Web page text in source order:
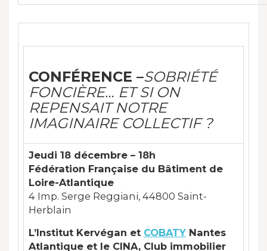
CONFÉRENCE –SOBRIÉTÉ
FONCIÈRE… ET SI ON
REPENSAIT NOTRE
IMAGINAIRE COLLECTIF ?
Jeudi 18 décembre – 18h
Fédération Française du Bâtiment de
Loire-Atlantique
4 Imp. Serge Reggiani, 44800 Saint-
Herblain
L’Institut Kervégan et COBATY Nantes
Atlantique et le CINA, Club immobilier